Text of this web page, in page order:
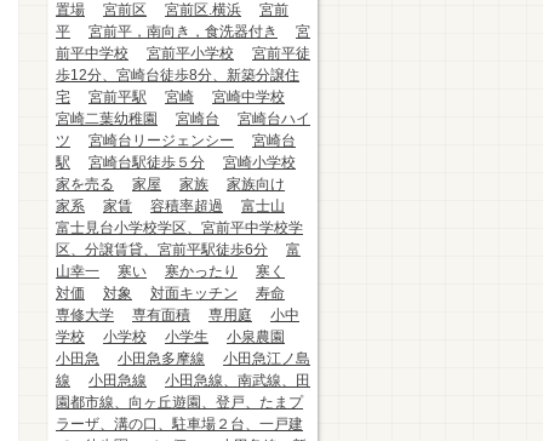
置場
宮前区 宮前区.横浜
宮前
平
宮前平，南向き，食洗器付き
宮
前平中学校
宮前平小学校
宮前平徒
歩12分、宮崎台徒歩8分、新築分譲住
宅
宮前平駅 宮崎
宮崎中学校
宮崎二葉幼稚園
宮崎台
宮崎台ハイ
ツ
宮崎台リージェンシー
宮崎台
駅
宮崎台駅徒歩５分
宮崎小学校
家を売る
家屋 家族
家族向け
家系
家賃 容積率超過
富士山
富士見台小学校学区、宮前平中学校学
区、分譲賃貸、宮前平駅徒歩6分
富
山幸一
寒い 寒かったり
寒く
対価
対象 対面キッチン
寿命
専修大学
専有面積 専用庭
小中
学校
小学校 小学生
小泉農園
小田急
小田急多摩線
小田急江ノ島
線
小田急線
小田急線、南武線、田
園都市線、向ヶ丘遊園、登戸、たまプ
ラーザ、溝の口、駐車場２台、一戸建